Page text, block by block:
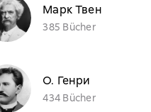
Марк Твен
385 Bücher
О. Генри
434 Bücher